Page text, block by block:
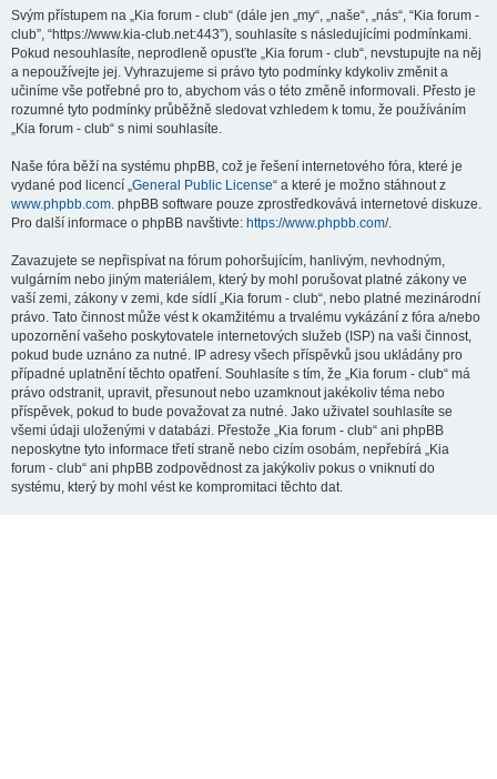
Svým přístupem na „Kia forum - club“ (dále jen „my“, „naše“, „nás“, “Kia forum -
club”, “https://www.kia-club.net:443”), souhlasíte s následujícími podmínkami.
Pokud nesouhlasíte, neprodleně opusťte „Kia forum - club“, nevstupujte na něj
a nepoužívejte jej. Vyhrazujeme si právo tyto podmínky kdykoliv změnit a
učiníme vše potřebné pro to, abychom vás o této změně informovali. Přesto je
rozumné tyto podmínky průběžně sledovat vzhledem k tomu, že používáním
„Kia forum - club“ s nimi souhlasíte.
Naše fóra běží na systému phpBB, což je řešení internetového fóra, které je
vydané pod licencí „General Public License“ a které je možno stáhnout z
www.phpbb.com. phpBB software pouze zprostředkovává internetové diskuze.
Pro další informace o phpBB navštivte: https://www.phpbb.com/.
Zavazujete se nepřispívat na fórum pohoršujícím, hanlivým, nevhodným,
vulgárním nebo jiným materiálem, který by mohl porušovat platné zákony ve
vaší zemi, zákony v zemi, kde sídlí „Kia forum - club“, nebo platné mezinárodní
právo. Tato činnost může vést k okamžitému a trvalému vykázání z fóra a/nebo
upozornění vašeho poskytovatele internetových služeb (ISP) na vaši činnost,
pokud bude uznáno za nutné. IP adresy všech příspěvků jsou ukládány pro
případné uplatnění těchto opatření. Souhlasíte s tím, že „Kia forum - club“ má
právo odstranit, upravit, přesunout nebo uzamknout jakékoliv téma nebo
příspěvek, pokud to bude považovat za nutné. Jako uživatel souhlasíte se
všemi údaji uloženými v databázi. Přestože „Kia forum - club“ ani phpBB
neposkytne tyto informace třetí straně nebo cizím osobám, nepřebírá „Kia
forum - club“ ani phpBB zodpovědnost za jakýkoliv pokus o vniknutí do
systému, který by mohl vést ke kompromitaci těchto dat.